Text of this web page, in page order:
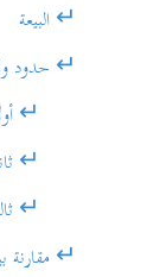
↵ البيعة
↵ حدود
↵ أولاً:
↵ ثانياً:
↵ ثالثاً:
↵ مقارنة بين